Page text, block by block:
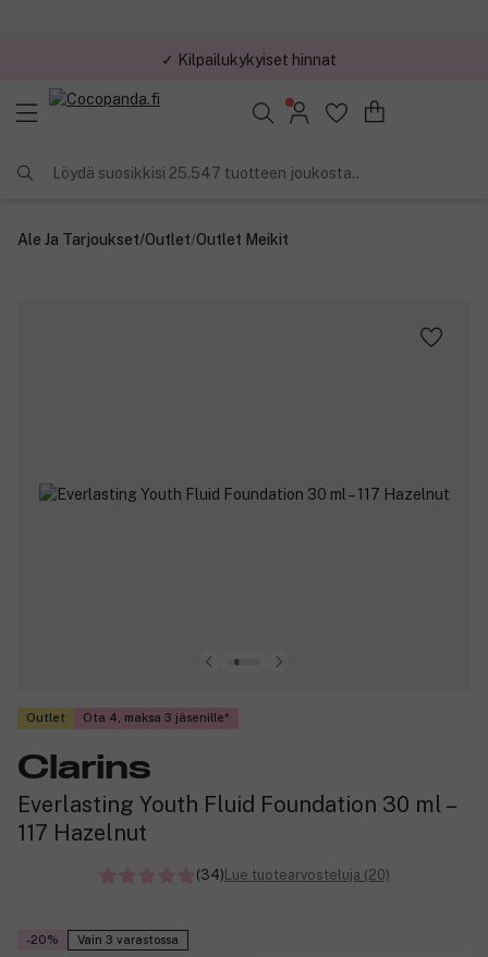
✓ Kilpailukykyiset hinnat
Löydä suosikkisi 25.547 tuotteen joukosta..
Ale Ja Tarjoukset/Outlet/Outlet Meikit
Outlet Ota 4, maksa 3 jäsenille
Clarins
Everlasting Youth Fluid Foundation 30 ml –
117 Hazelnut
(34)Lue tuotearvosteluja (20)
-20% Vain 3 varastossa